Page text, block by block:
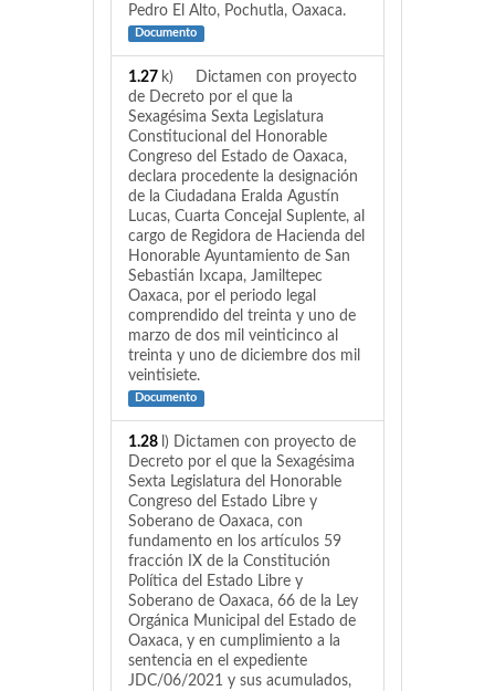
Pedro El Alto, Pochutla, Oaxaca.
Documento
1.27 k) Dictamen con proyecto
de Decreto por el que la
Sexagésima Sexta Legislatura
Constitucional del Honorable
Congreso del Estado de Oaxaca,
declara procedente la designación
de la Ciudadana Eralda Agustín
Lucas, Cuarta Concejal Suplente, al
cargo de Regidora de Hacienda del
Honorable Ayuntamiento de San
Sebastián Ixcapa, Jamiltepec
Oaxaca, por el periodo legal
comprendido del treinta y uno de
marzo de dos mil veinticinco al
treinta y uno de diciembre dos mil
veintisiete.
Documento
1.28 l) Dictamen con proyecto de
Decreto por el que la Sexagésima
Sexta Legislatura del Honorable
Congreso del Estado Libre y
Soberano de Oaxaca, con
fundamento en los artículos 59
fracción IX de la Constitución
Política del Estado Libre y
Soberano de Oaxaca, 66 de la Ley
Orgánica Municipal del Estado de
Oaxaca, y en cumplimiento a la
sentencia en el expediente
JDC/06/2021 y sus acumulados,